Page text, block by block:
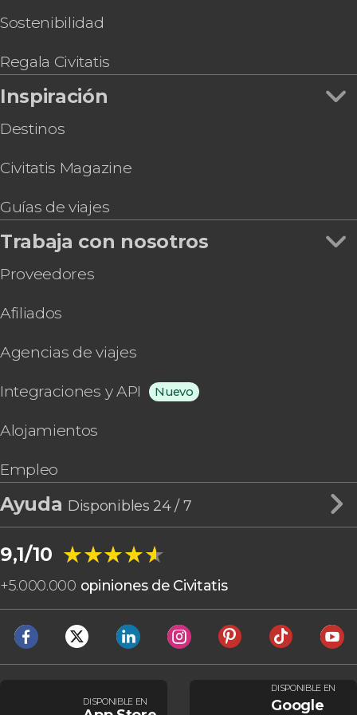
Excursiones de varios días desde Nueva York
Tour privado por Nueva York en vehículo
Visita guiada por el MET
Sostenibilidad
Regala Civitatis
Inspiración
Destinos
Civitatis Magazine
Guías de viajes
Trabaja con nosotros
Proveedores
Afiliados
Agencias de viajes
Integraciones y API Nuevo
Alojamientos
Empleo
Ayuda Disponibles 24 / 7
9,1/10 ★★★★★
★★★★★
+5.000.000 opiniones de Civitatis
DISPONIBLE EN
DISPONIBLE EN
Google